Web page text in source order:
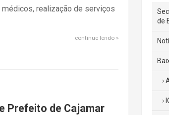
realização de serviços
continue lendo
Prefeito de Cajamar
de